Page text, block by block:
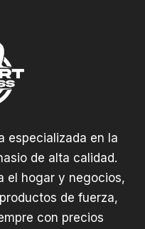
especializada en la
de alta calidad.
el hogar y negocios,
de fuerza,
con precios